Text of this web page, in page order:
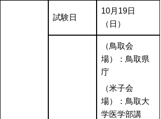
試験日
10月19日
（日）
（鳥取会
場）：鳥取県
庁
（米子会
場）：鳥取大
学医学部講